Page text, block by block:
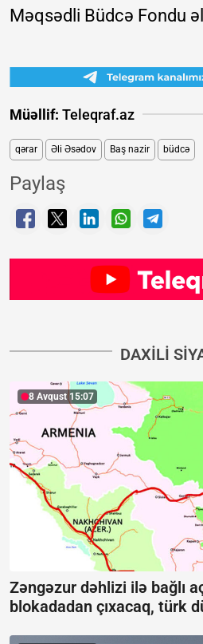
Məqsədli Büdcə Fondu
Müəllif: Teleqraf.az
qərar Əli Əsədov Baş nazir büdcə
Paylaş
DAXILI
8 Avqust 15:07
Zəngəzur dəhlizi ilə bağlı
blokadadan çıxacaq, türk